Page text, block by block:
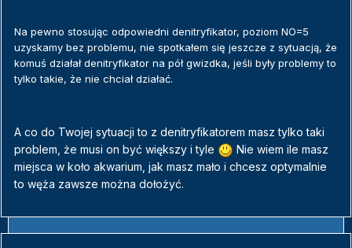
Na pewno stosując odpowiedni denitryfikator, poziom NO=5
uzyskamy bez problemu, nie spotkałem się jeszcze z sytuacją, że
komuś działał denitryfikator na pół gwizdka, jeśli były problemy to
tylko takie, że nie chciał działać.
A co do Twojej sytuacji to z denitryfikatorem masz tylko taki
problem, że musi on być większy i tyle
Nie wiem ile masz
miejsca w koło akwarium, jak masz mało i chcesz optymalnie
to węża zawsze można dołożyć.